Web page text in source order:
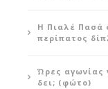
Η Πιαλέ Πασά
περίπατος
Ώρες αγωνίας
δει; (φώτο)